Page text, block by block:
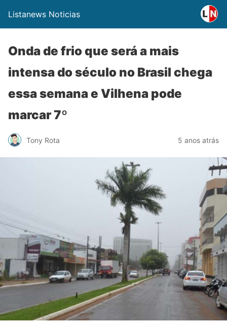
Listanews Noticias
Onda de frio que será a mais
intensa do século no Brasil chega
essa semana e Vilhena pode
marcar 7º
Tony Rota 5 anos atrás